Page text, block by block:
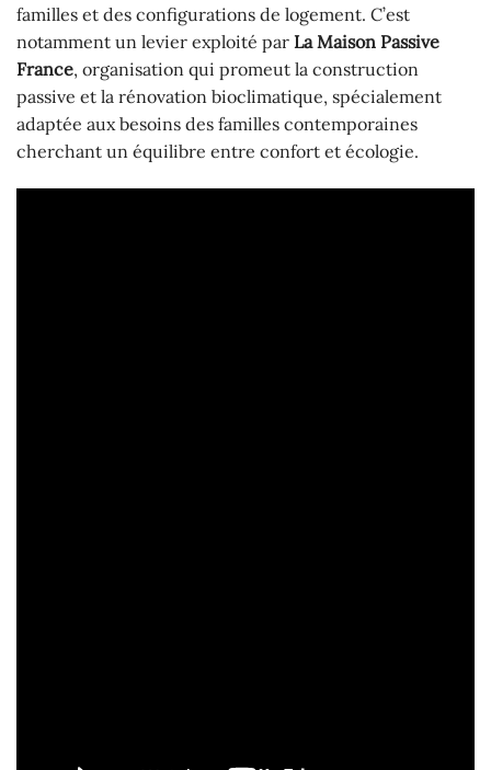
familles et des configurations de logement. C’est
notamment un levier exploité par La Maison Passive
France, organisation qui promeut la construction
passive et la rénovation bioclimatique, spécialement
adaptée aux besoins des familles contemporaines
cherchant un équilibre entre confort et écologie.